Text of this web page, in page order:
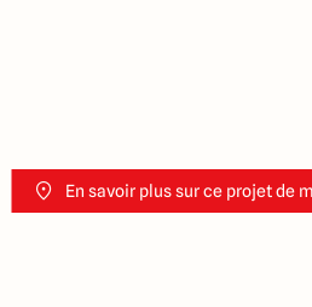
En savoir plus sur ce projet de